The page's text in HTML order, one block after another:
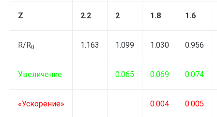
Z 2.2 2 1.8 1.6
R/R0 1.163 1.099 1.030 0.956
Увеличение 0.065 0.069 0.074
«Ускорение» 0.004 0.005